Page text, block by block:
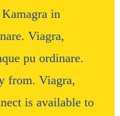
in
Viagra,
pu ordinare.
from. Viagra,
is available to